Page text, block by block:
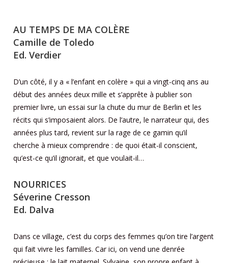
AU TEMPS DE MA COLÈRE
Camille de Toledo
Ed. Verdier
D’un côté, il y a « l’enfant en colère » qui a vingt-cinq ans au
début des années deux mille et s’apprête à publier son
premier livre, un essai sur la chute du mur de Berlin et les
récits qui s’imposaient alors. De l’autre, le narrateur qui, des
années plus tard, revient sur la rage de ce gamin qu’il
cherche à mieux comprendre : de quoi était-il conscient,
qu’est-ce qu’il ignorait, et que voulait-il…
NOURRICES
Séverine Cresson
Ed. Dalva
Dans ce village, c’est du corps des femmes qu’on tire l’argent
qui fait vivre les familles. Car ici, on vend une denrée